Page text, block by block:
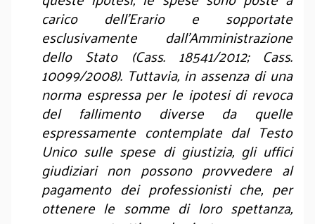
carico dell’Erario e sopportate
esclusivamente dall'Amministrazione
dello Stato (Cass. 18541/2012; Cass.
10099/2008). Tuttavia, in assenza di una
norma espressa per le ipotesi di revoca
del fallimento diverse da quelle
espressamente contemplate dal Testo
Unico sulle spese di giustizia, gli uffici
giudiziari non possono provvedere al
pagamento dei professionisti che, per
ottenere le somme di loro spettanza,